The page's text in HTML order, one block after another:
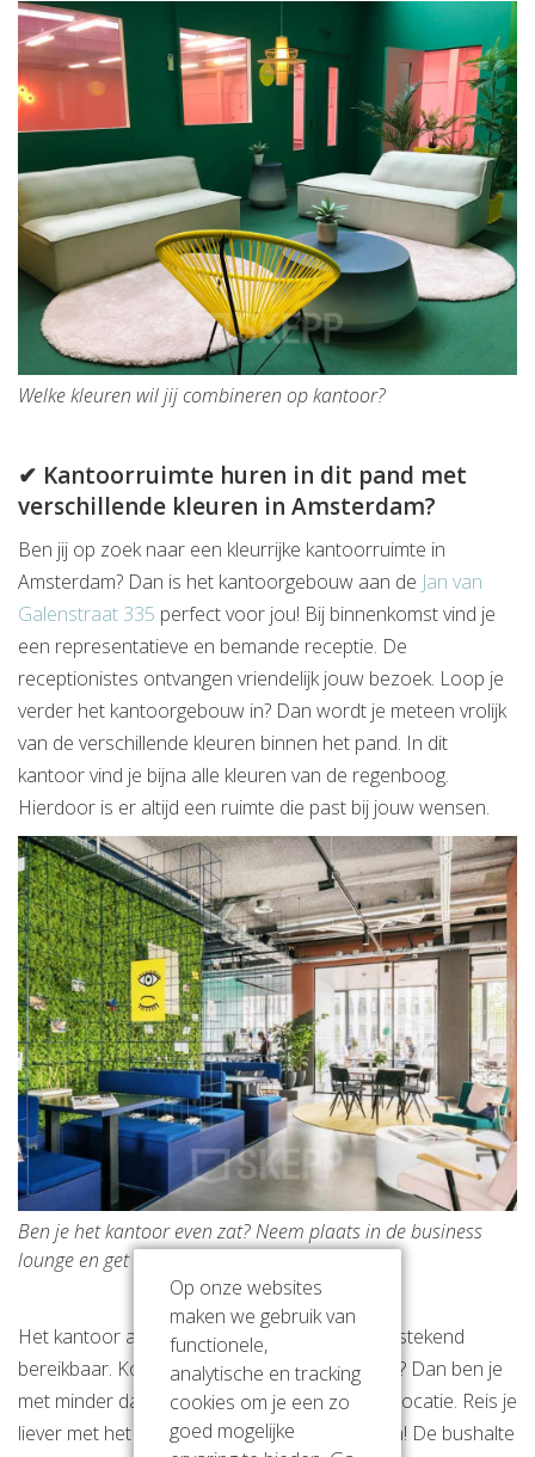
Welke kleuren wil jij combineren op kantoor?
✔ Kantoorruimte huren in dit pand met
verschillende kleuren in Amsterdam?
Ben jij op zoek naar een kleurrijke kantoorruimte in
Amsterdam? Dan is het kantoorgebouw aan de Jan van
Galenstraat 335 perfect voor jou! Bij binnenkomst vind je
een representatieve en bemande receptie. De
receptionistes ontvangen vriendelijk jouw bezoek. Loop je
verder het kantoorgebouw in? Dan wordt je meteen vrolijk
van de verschillende kleuren binnen het pand. In dit
kantoor vind je bijna alle kleuren van de regenboog.
Hierdoor is er altijd een ruimte die past bij jouw wensen.
Ben je het kantoor even zat? Neem plaats in de business
lounge en get creative!
Het kantoor aan de Jan van Galenstraat is uitstekend
bereikbaar. Kom je met de auto naar kantoor? Dan ben je
met minder dan 10 minuten vanaf de afrit op locatie. Reis je
liever met het openbaar vervoer? No problem! De bushalte
Op onze websites
maken we gebruik van
functionele,
analytische en tracking
cookies om je een zo
goed mogelijke